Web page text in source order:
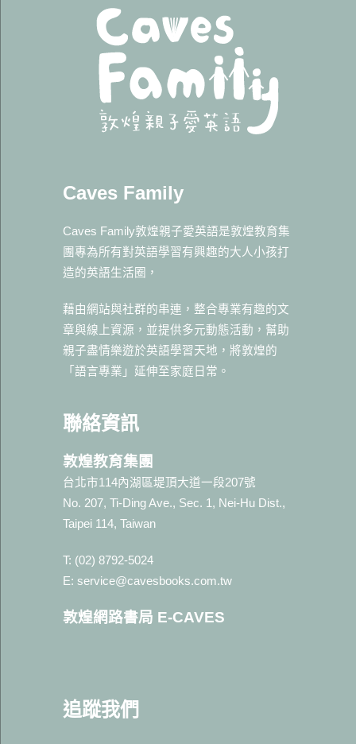
Caves Family
Caves Family敦煌親子愛英語是敦煌教育集
團專為所有對英語學習有興趣的大人小孩打
造的英語生活圈，
藉由網站與社群的串連，整合專業有趣的文
章與線上資源，並提供多元動態活動，幫助
親子盡情樂遊於英語學習天地，將敦煌的
「語言專業」延伸至家庭日常。
聯絡資訊
敦煌教育集團
台北市114內湖區堤頂大道一段207號
No. 207, Ti-Ding Ave., Sec. 1, Nei-Hu Dist.,
Taipei 114, Taiwan
T: (02) 8792-5024
E: service@cavesbooks.com.tw
敦煌網路書局 E-CAVES
追蹤我們